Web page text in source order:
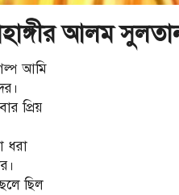
আলম
আমি
প্রিয়
ধরা
ছিল